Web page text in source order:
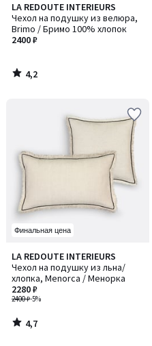
LA REDOUTE INTERIEURS
Чехол на подушку из велюра,
Brimo / Бримо 100% хлопок
2400 ₽
4,2
/ 5
4,2
/
Финальная цена
LA REDOUTE INTERIEURS
Чехол на подушку из льна/
хлопка, Menorca / Менорка
2400 ₽-5%
2280 ₽
4,7
/ 5
4,7
/